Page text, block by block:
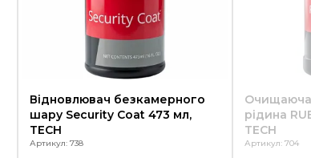
Відновлювач безкамерного
шару Security Coat 473 мл,
TECH
Артикул: 738
рідина
TECH
Артикул: 704